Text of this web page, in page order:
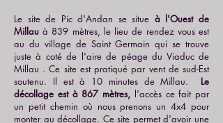
Le site de Pic d'Andan se situe à l'Ouest de
Millau à 839 mètres, le lieu de rendez vous est
au du village de Saint Germain qui se trouve
juste à coté de l'aire de péage du Viaduc de
Millau . Ce site est pratiqué par vent de sud-Est
soutenu. Il est à 10 minutes de Millau. Le
décollage est à 867 mètres, l'accès ce fait par
un petit chemin où nous prenons un 4x4 pour
monter au décollage. Ce site permet d'avoir une